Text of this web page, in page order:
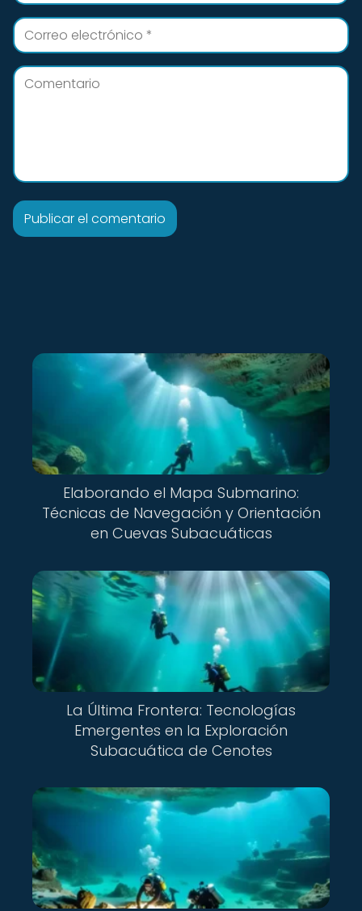
Elaborando el Mapa Submarino:
Técnicas de Navegación y Orientación
en Cuevas Subacuáticas
La Última Frontera: Tecnologías
Emergentes en la Exploración
Subacuática de Cenotes